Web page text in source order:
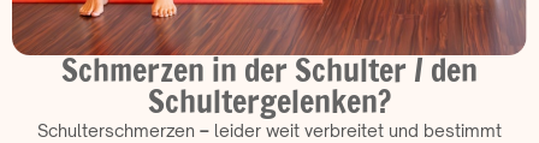
Schmerzen in der Schulter / den
Schultergelenken?
Schulterschmerzen – leider weit verbreitet und bestimmt